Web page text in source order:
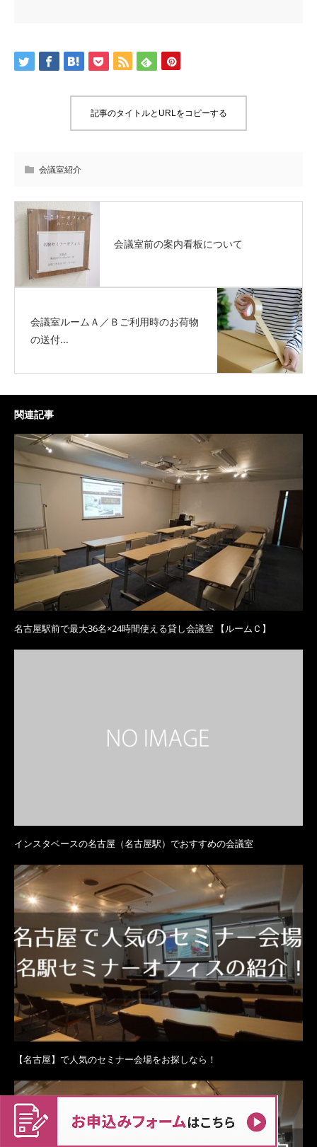
記事のタイトルとURLをコピーする
会議室紹介
会議室前の案内看板について
会議室ルームＡ／Ｂご利用時のお荷物
の送付...
関連記事
名古屋駅前で最大36名×24時間使える貸し会議室 【ルームＣ】
インスタベースの名古屋（名古屋駅）でおすすめの会議室
【名古屋】で人気のセミナー会場をお探しなら！